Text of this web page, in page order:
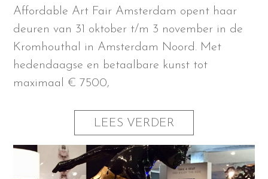
Affordable Art Fair Amsterdam opent haar
deuren van 31 oktober t/m 3 november in de
Kromhouthal in Amsterdam Noord. Met
hedendaagse en betaalbare kunst tot
maximaal € 7500,
LEES VERDER